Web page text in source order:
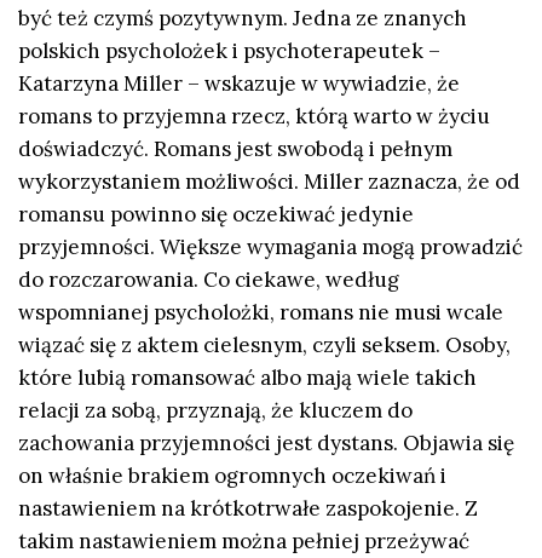
być też czymś pozytywnym. Jedna ze znanych
polskich psycholożek i psychoterapeutek –
Katarzyna Miller – wskazuje w wywiadzie, że
romans to przyjemna rzecz, którą warto w życiu
doświadczyć. Romans jest swobodą i pełnym
wykorzystaniem możliwości. Miller zaznacza, że od
romansu powinno się oczekiwać jedynie
przyjemności. Większe wymagania mogą prowadzić
do rozczarowania. Co ciekawe, według
wspomnianej psycholożki, romans nie musi wcale
wiązać się z aktem cielesnym, czyli seksem. Osoby,
które lubią romansować albo mają wiele takich
relacji za sobą, przyznają, że kluczem do
zachowania przyjemności jest dystans. Objawia się
on właśnie brakiem ogromnych oczekiwań i
nastawieniem na krótkotrwałe zaspokojenie. Z
takim nastawieniem można pełniej przeżywać